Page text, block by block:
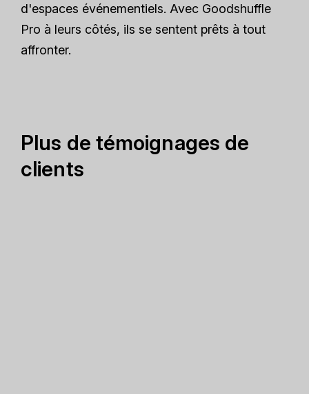
d'espaces événementiels. Avec Goodshuffle
Pro à leurs côtés, ils se sentent prêts à tout
affronter.
Plus de témoignages de
clients